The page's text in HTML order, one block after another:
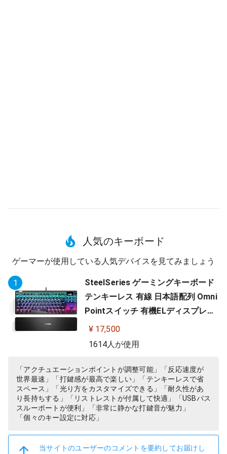
人気のキーボード
ゲーマーが使用している人気デバイスを見てみましょう
1
SteelSeries ゲーミングキーボード
テンキーレス 有線 日本語配列 Omni
Pointスイッチ 有機ELディスプレイ
搭載 Apex Pro TKL JP 64737
¥ 17,500
1614人が使用
「アクチュエーションポイントが調整可能」「反応速度が
世界最速」「打鍵感が最高で楽しい」「テンキーレスで省
スペース」「光り方をカスタマイズできる」「耐久性があ
り長持ちする」「リストレストが付属して快適」「USBパス
スルーポートが便利」「非常に静かな打鍵音が魅力」
「個々のキー設定に対応」
当サイトのユーザーのコメントを要約してお届けし